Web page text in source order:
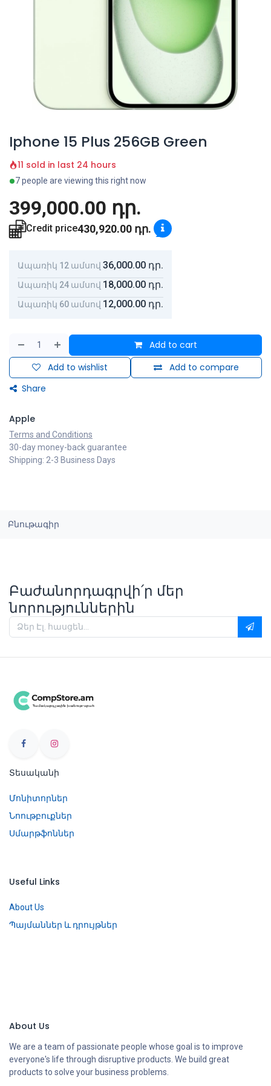
Iphone 15 Plus 256GB Green
11 sold in last 24 hours
7 people are viewing this right now
399,000.00 դր.
Credit price430,920.00 դր.
Ապառիկ 12 ամսով 36,000.00 դր.
Ապառիկ 24 ամսով 18,000.00 դր.
Ապառիկ 60 ամսով 12,000.00 դր.
Add to cart
Add to compare
Add to wishlist
Share
Apple
Terms and Conditions
30-day money-back guarantee
Shipping: 2-3 Business Days
Բնութագիր
Բաժանորդագրվի՛ր մեր
նորություններին
Տեսականի
Մոնիտորներ
Նոութբուքներ
Սմարթֆոններ
Useful Links
About Us
Պայմաններ և դրույթներ
About Us
We are a team of passionate people whose goal is to improve
everyone's life through disruptive products. We build great
products to solve your business problems.